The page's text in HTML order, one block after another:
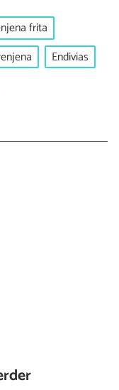
frita
Endivias